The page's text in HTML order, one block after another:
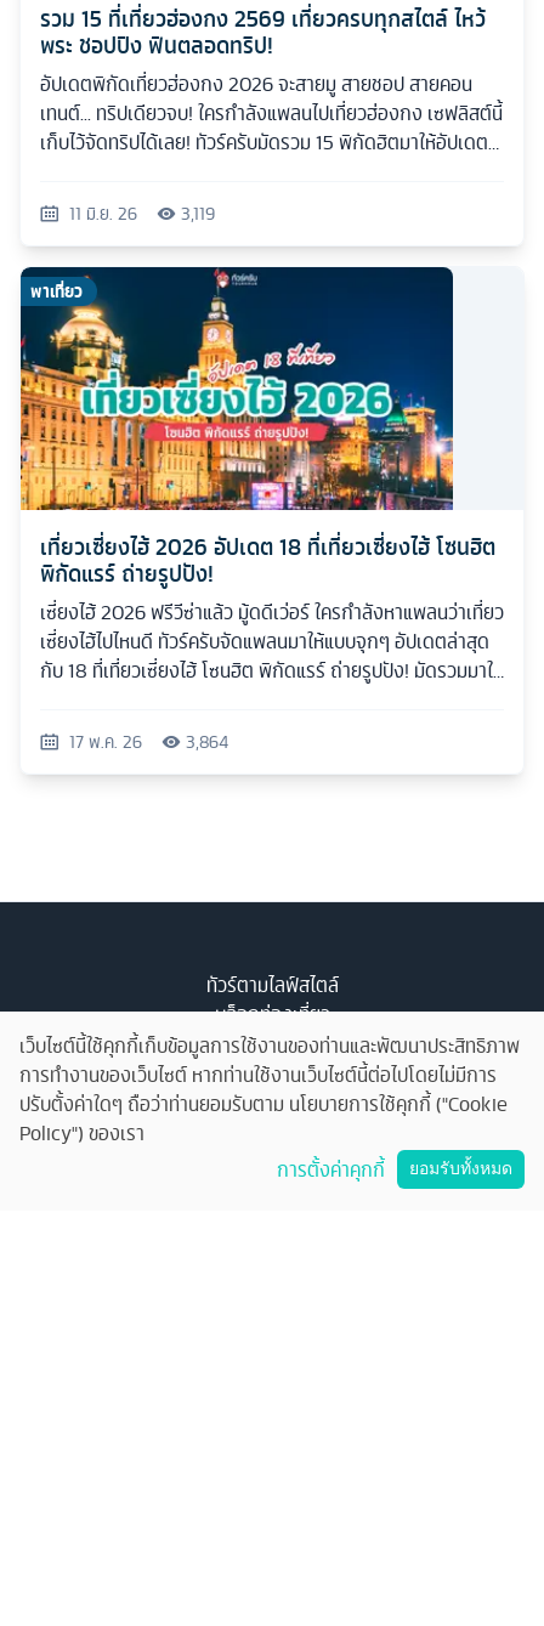
รวม 15 ที่เที่ยวฮ่องกง 2569 เที่ยวครบทุกสไตล์ ไหว้
พระ ชอปปิง ฟินตลอดทริป!
อัปเดตพิกัดเที่ยวฮ่องกง 2026 จะสายมู สายชอป สายคอน
เทนต์... ทริปเดียวจบ! ใครกำลังแพลนไปเที่ยวฮ่องกง เซฟลิสต์นี้
เก็บไว้จัดทริปได้เลย! ทัวร์ครับมัดรวม 15 พิกัดฮิตมาให้อัปเดต
11 มิ.ย. 26 3,119
พาเที่ยว
เที่ยวเซี่ยงไฮ้ 2026 อัปเดต 18 ที่เที่ยวเซี่ยงไฮ้ โซนฮิต
พิกัดแรร์ ถ่ายรูปปัง!
เซี่ยงไฮ้ 2026 ฟรีวีซ่าแล้ว มู้ดดีเว่อร์ ใครกำลังหาแพลนว่าเที่ยว
เซี่ยงไฮ้ไปไหนดี ทัวร์ครับจัดแพลนมาให้แบบจุกๆ อัปเดตล่าสุด
กับ 18 ที่เที่ยวเซี่ยงไฮ้ โซนฮิต พิกัดแรร์ ถ่ายรูปปัง! มัดรวมมาให้
17 พ.ค. 26 3,864
ทัวร์ตามไลฟ์สไตล์
บล็อกท่องเที่ยว
รับจัดทัวร์
เกี่ยวกับเรา
ร่วมงานกับเรา
คุยกับทัวร์ครับ
เว็บไซต์นี้ใช้คุกกี้เก็บข้อมูลการใช้งานของท่านและพัฒนาประสิทธิภาพ
การทำงานของเว็บไซต์ หากท่านใช้งานเว็บไซต์นี้ต่อไปโดยไม่มีการ
ปรับตั้งค่าใดๆ ถือว่าท่านยอมรับตาม นโยบายการใช้คุกกี้ ("Cookie
Policy") ของเรา
การตั้งค่าคุกกี้
ยอมรับทั้งหมด